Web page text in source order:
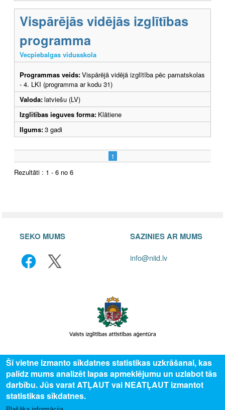
Vispārējās vidējās izglītības
programma
Vecpiebalgas vidusskola
Programmas veids:Vispārējā vidējā izglītība pēc pamatskolas
- 4. LKI (programma ar kodu 31)
Valoda:latviešu (LV)
Izglītības ieguves forma: Klātiene
Ilgums:3 gadi
1
Rezultāti : 1 - 6 no 6
SEKO MUMS SAZINIES AR MUMS
info@niid.lv
© 2025 Valsts izglītības attīstības aģentūra, publicētā satura visas tiesības
Šī vietne izmanto sīkdatnes statistikas uzkrāšanai, kas
palīdz mums analizēt lapas apmeklējumu un uzlabot tās
darbību. Jūs varat ATĻAUT vai NEATĻAUT izmantot
statistikas sīkdatnes.